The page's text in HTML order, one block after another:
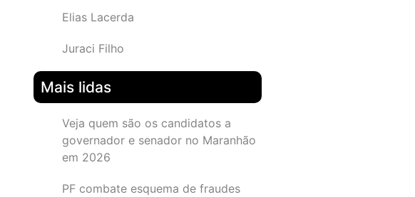
Elias Lacerda
Juraci Filho
Mais lidas
Veja quem são os candidatos a
governador e senador no Maranhão
em 2026
PF combate esquema de fraudes